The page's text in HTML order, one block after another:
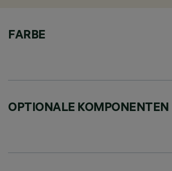
FARBE
OPTIONALE KOMPONENTEN